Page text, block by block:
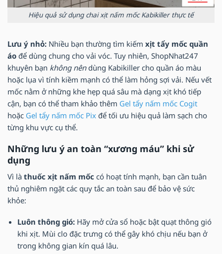
Hiệu quả sử dụng chai xịt nấm mốc Kabikiller thực tế
Lưu ý nhỏ: Nhiều bạn thường tìm kiếm xịt tẩy mốc quần
áo để dùng chung cho vải vóc. Tuy nhiên, ShopNhat247
khuyên bạn không nêndùng Kabikiller cho quần áo màu
hoặc lụa vì tính kiềm mạnh có thể làm hỏng sợi vải. Nếu vết
mốc nằm ở những khe hẹp quá sâu mà dạng xịt khó tiếp
cận, bạn có thể tham khảo thêm Gel tẩy nấm mốc Cogit
hoặc Gel tẩy nấm mốc Pix để tối ưu hiệu quả làm sạch cho
từng khu vực cụ thể.
Những lưu ý an toàn “xương máu” khi sử
dụng
Vì là thuốc xịt nấm mốc có hoạt tính mạnh, bạn cần tuân
thủ nghiêm ngặt các quy tắc an toàn sau để bảo vệ sức
khỏe:
Luôn thông gió:Hãy mở cửa sổ hoặc bật quạt thông gió
khi xịt. Mùi clo đặc trưng có thể gây khó chịu nếu bạn ở
trong không gian kín quá lâu.